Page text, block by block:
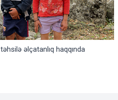
əlçatanlıq haqqında